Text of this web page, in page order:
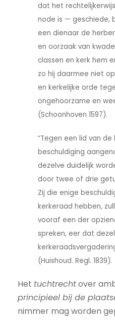
dat het
node is — geschiede,
een dienaar de
en oorzaak van
classen en kerk hem
zo hij daarmee niet
en kerkelijke orde
ongehoorzame en
(Schoonhoven 1597).
“Tegen een lid van
beschuldiging
dezelve duidelijk
door twee of drie
Zij die enige
kerkeraad hebben,
vooraf een der
spreken, eer dat
(Huishoud. Regl. 1839).
Het tuchtrechtover
principieel bij de
nimmer mag worden